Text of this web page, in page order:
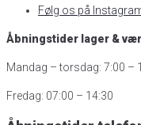
Følg os på
Åbningstider lager &
Mandag – torsdag: 7:00 –
Fredag: 07:00 – 14:30